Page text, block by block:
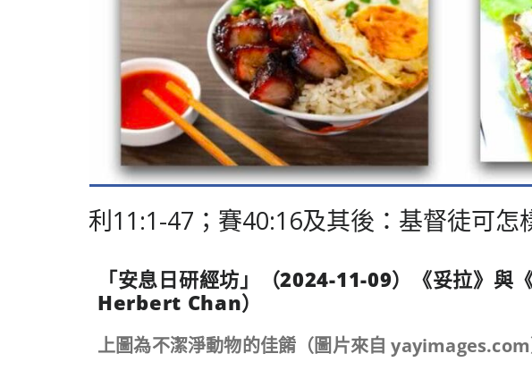
利11:1-47；賽40:16及其後：基督徒可怎
「安息日研經坊」（2024-11-09）《妥拉》與
Herbert Chan）
上圖為不潔淨動物的佳餚（圖片來自 yayimages.com